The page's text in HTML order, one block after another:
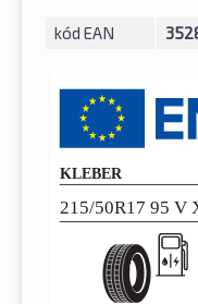
kód EAN